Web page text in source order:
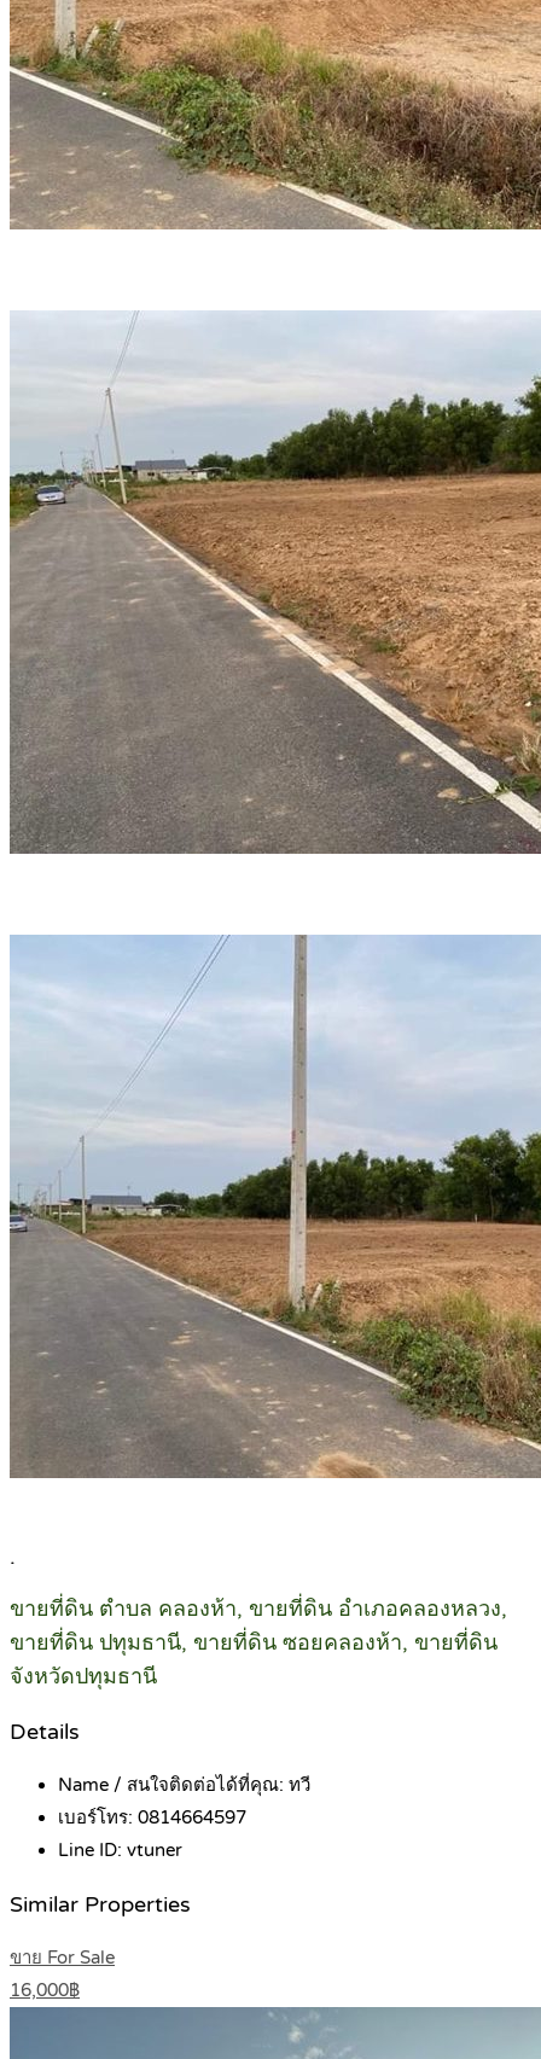
.
ขายที่ดิน ตำบล คลองห้า, ขายที่ดิน อำเภอคลองหลวง,
ขายที่ดิน ปทุมธานี, ขายที่ดิน ซอยคลองห้า, ขายที่ดิน
จังหวัดปทุมธานี
Details
Name / สนใจติดต่อได้ที่คุณ: ทวี
เบอร์โทร: 0814664597
Line ID: vtuner
Similar Properties
ขาย For Sale
16,000฿